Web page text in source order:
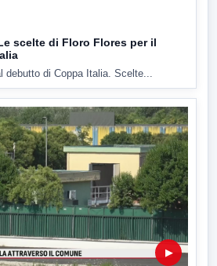
scelte di Floro Flores per il
debutto di Coppa Italia. Scelte...
▶